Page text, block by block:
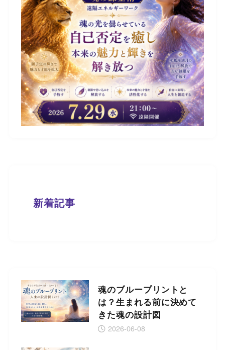
新着記事
魂のブループリントと
は？生まれる前に決めて
きた魂の設計図
2026-06-08